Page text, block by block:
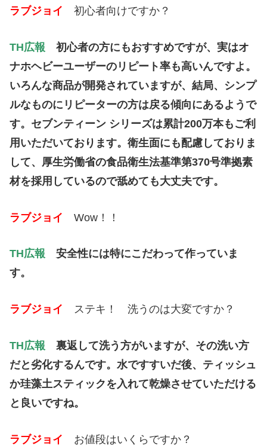
ラブジョイ 初心者向けですか？
TH広報 初心者の方にもおすすめですが、実はオ
ナホヘビーユーザーのリピート率も高いんですよ。
いろんな商品が開発されていますが、結局、シンプ
ルなものにリピーターの方は戻る傾向にあるようで
す。セブンティーン シリーズは累計200万本もご利
用いただいております。衛生面にも配慮しておりま
して、厚生労働省の食品衛生法基準第370号準拠素
材を採用しているので舐めても大丈夫です。
ラブジョイ Wow！！
TH広報 安全性には特にこだわって作っていま
す。
ラブジョイ ステキ！ 洗うのは大変ですか？
TH広報 裏返して洗う方がいますが、その洗い方
だと劣化するんです。水ですすいだ後、ティッシュ
か珪藻土スティックを入れて乾燥させていただける
と良いですね。
ラブジョイ お値段はいくらですか？